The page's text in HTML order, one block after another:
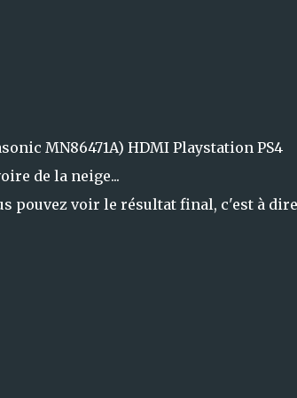
MN86471A) HDMI Playstation PS4
de la neige...
pouvez voir le résultat final, c'est à